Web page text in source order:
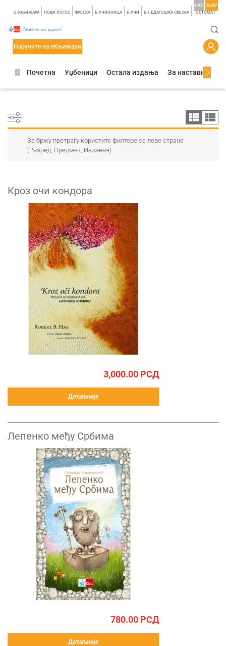
E-КЊИЖАРА НОВИ ЛОГОС ФРЕСКА E-УЧИОНИЦА E-УЧИ Е-ПЕДАГОШКА СВЕСКА TЕСТОМАТ
LAT ЋИР
Наручите на еКњижари
Почетна Уџбеници Остала издања За наставнике
За бржу претрагу користите филтере са леве стране
(Разред, Предмет, Издавач).
Кроз очи кондора
3,000.00 РСД
Детаљније
Лепенко међу Србима
780.00 РСД
Детаљније